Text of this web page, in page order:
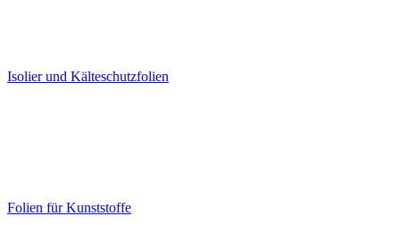
Isolier und Kälteschutzfolien
Folien für Kunststoffe